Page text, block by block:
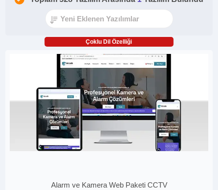
Çoklu Dil Özelliği
Alarm ve Kamera Web Paketi CCTV